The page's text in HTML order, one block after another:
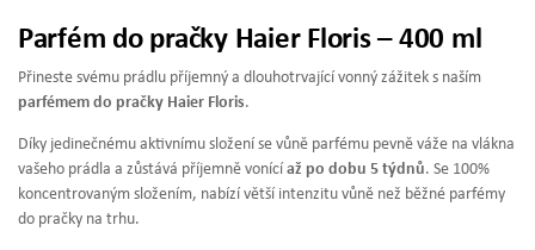
Parfém do pračky Haier Floris – 400 ml
Přineste svému prádlu příjemný a dlouhotrvající vonný zážitek s naším
parfémem do pračky Haier Floris.
Díky jedinečnému aktivnímu složení se vůně parfému pevně váže na vlákna
vašeho prádla a zůstává příjemně vonící až po dobu 5 týdnů. Se 100%
koncentrovaným složením, nabízí větší intenzitu vůně než běžné parfémy
do pračky na trhu.